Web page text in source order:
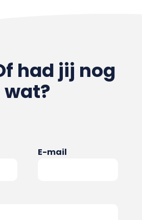
had jij nog
wat?
E-mail